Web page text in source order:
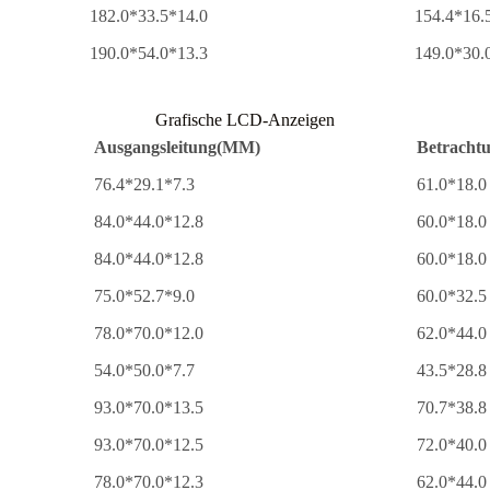
182.0*33.5*14.0
190.0*54.0*13.3
Grafische LCD-Anzeigen
Ausgangsleitung(MM)
76.4*29.1*7.3
61.0*18.0
84.0*44.0*12.8
60.0*18.0
84.0*44.0*12.8
60.0*18.0
75.0*52.7*9.0
60.0*32.5
78.0*70.0*12.0
62.0*44.0
54.0*50.0*7.7
43.5*28.8
93.0*70.0*13.5
70.7*38.8
93.0*70.0*12.5
72.0*40.0
78.0*70.0*12.3
62.0*44.0